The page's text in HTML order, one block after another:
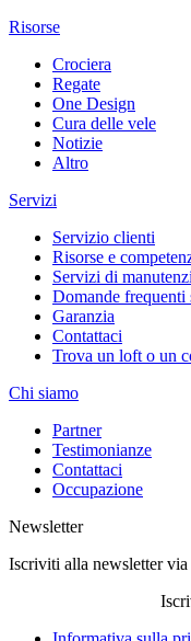
Risorse
Crociera
Regate
One Design
Cura delle vele
Notizie
Altro
Servizi
Servizio clienti
Risorse e
Servizi di
Domande frequenti
Garanzia
Contattaci
Trova un loft o un
Chi siamo
Partner
Testimonianze
Contattaci
Occupazione
Newsletter
Iscriviti alla newsletter